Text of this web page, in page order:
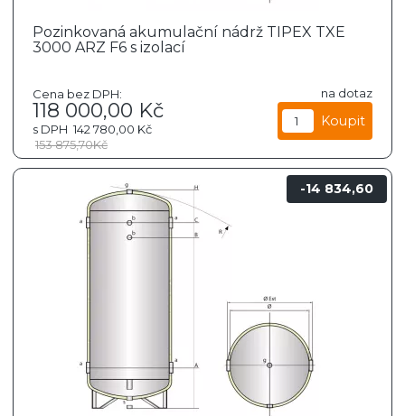
Pozinkovaná akumulační nádrž TIPEX TXE
3000 ARZ F6 s izolací
na dotaz
Cena bez DPH:
118 000,00 Kč
s DPH 142 780,00 Kč
153 875,70Kč
14 834,60